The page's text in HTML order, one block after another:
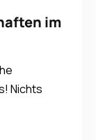
im
Nichts